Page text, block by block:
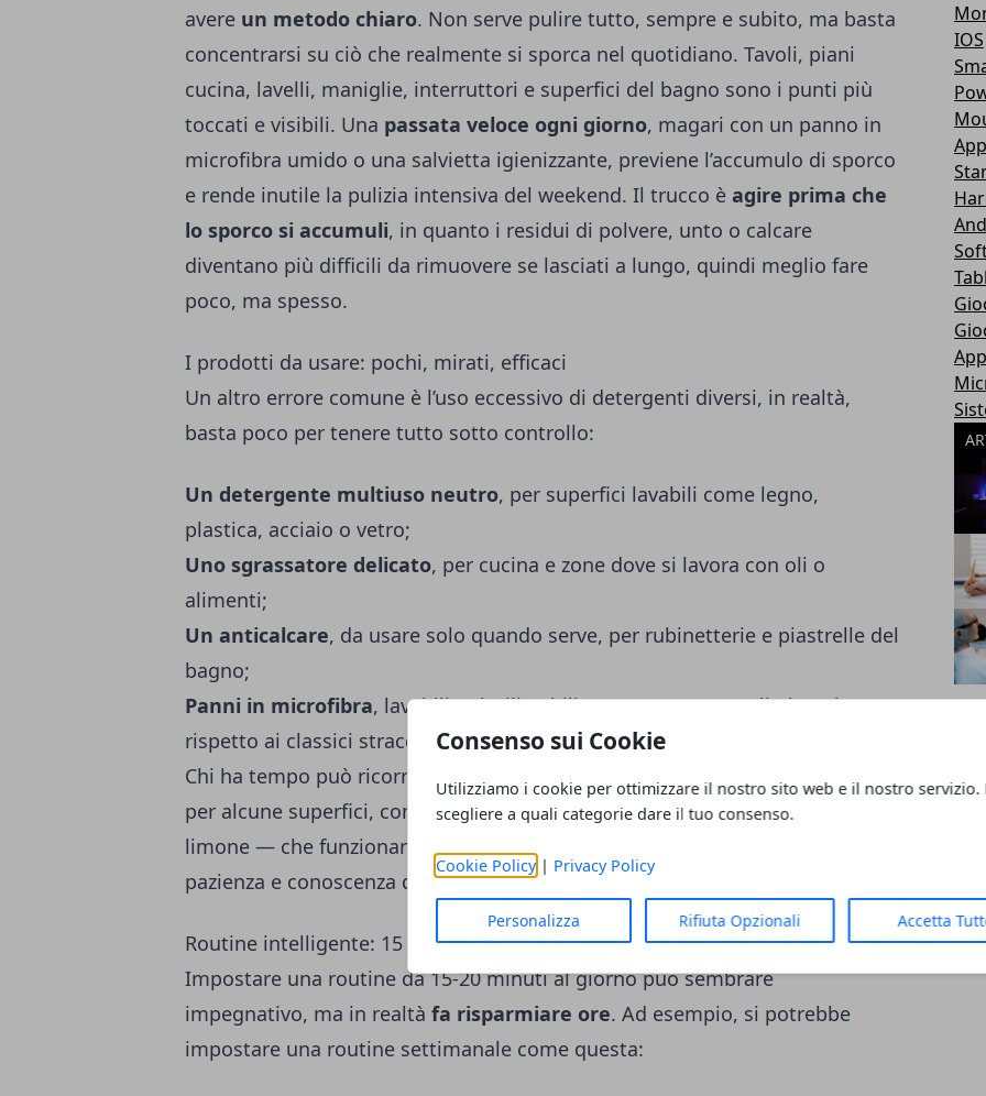
Consenso sui Cookie
Utilizziamo i cookie per ottimizzare il nostro sito web e il nostro servizio.
scegliere a quali categorie dare il tuo consenso.
Cookie Policy| Privacy Policy
Personalizza Rifiuta Opzionali Accetta
avere un metodo chiaro. Non serve pulire tutto, sempre e subito, ma basta
concentrarsi su ciò che realmente si sporca nel quotidiano. Tavoli, piani
cucina, lavelli, maniglie, interruttori e superfici del bagno sono i punti più
toccati e visibili. Una passata veloce ogni giorno, magari con un panno in
microfibra umido o una salvietta igienizzante, previene l’accumulo di sporco
e rende inutile la pulizia intensiva del weekend. Il trucco è agire prima che
lo sporco si accumuli, in quanto i residui di polvere, unto o calcare
diventano più difficili da rimuovere se lasciati a lungo, quindi meglio fare
poco, ma spesso.
I prodotti da usare: pochi, mirati, efficaci
Un altro errore comune è l’uso eccessivo di detergenti diversi, in realtà,
basta poco per tenere tutto sotto controllo:
Un detergente multiuso neutro, per superfici lavabili come legno,
plastica, acciaio o vetro;
Uno sgrassatore delicato, per cucina e zone dove si lavora con oli o
alimenti;
Un anticalcare, da usare solo quando serve, per rubinetterie e piastrelle del
bagno;
Panni in microfibra, lavabili e riutilizzabili, per catturare meglio la polvere
rispetto ai classici stracci.
Chi ha tempo può ricorrere anche ai metodi naturali come ad esempio l’uso
per alcune superfici, come quelle in acciaio: di aceto bianco, bicarbonato e
limone — che funzionano bene in molte situazioni, anche se serve un po’ di
pazienza e conoscenza delle dosi per evitare danni alle superfici.
Routine intelligente: 15 minuti al giorno per non pensarci più
Impostare una routine da 15-20 minuti al giornopuò sembrare
impegnativo, ma in realtà fa risparmiare ore. Ad esempio, si potrebbe
impostare una routine settimanale come questa:
IOS